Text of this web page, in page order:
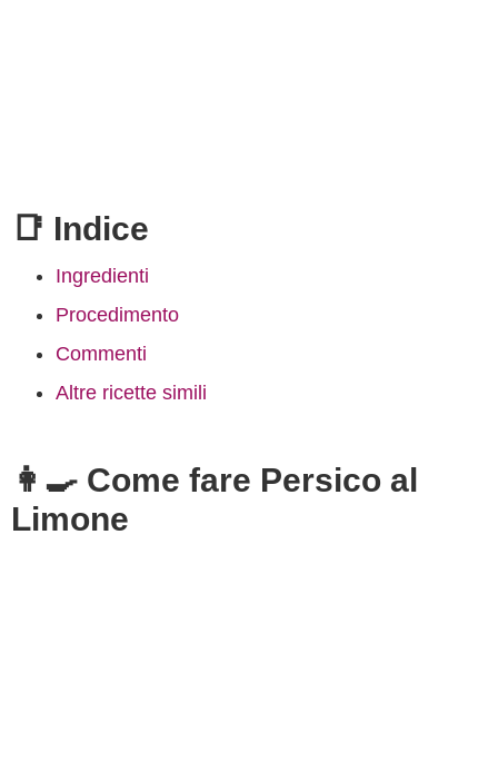
📑 Indice
Ingredienti
Procedimento
Commenti
Altre ricette simili
👩‍🍳 Come fare Persico al
Limone